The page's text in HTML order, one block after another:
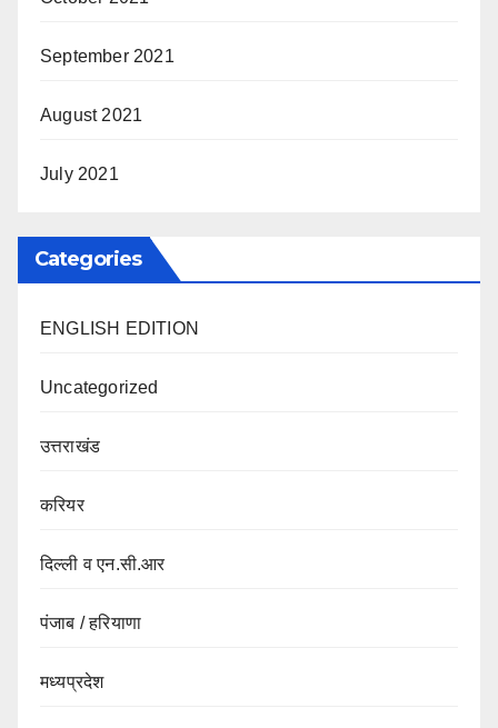
September 2021
August 2021
July 2021
Categories
ENGLISH EDITION
Uncategorized
उत्तराखंड
करियर
दिल्ली व एन.सी.आर
पंजाब / हरियाणा
मध्यप्रदेश